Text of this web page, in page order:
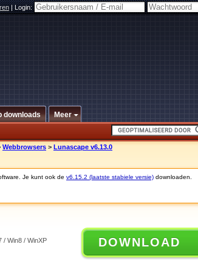
|Login:
downloads Meer
Webbrowsers > Lunascape v6.13.0
Je kunt ook de v6.15.2 (laatste stabiele versie) downloaden.
/ Win8 / WinXP
DOWNLOAD